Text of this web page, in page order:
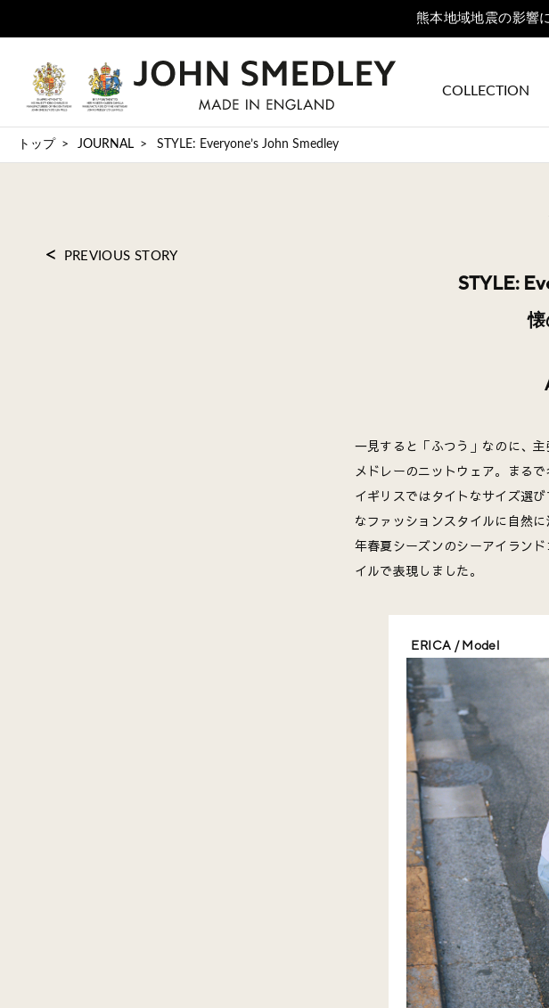
熊本地域地震の影響
COLLECTION
トップ JOURNAL STYLE: Everyone’s John Smedley
< PREVIOUS STORY
STYLE:
懐
一見すると「ふつう」なのに、
メドレーのニットウェア。まる
イギリスではタイトなサイズ選
なファッションスタイルに自然
年春夏シーズンのシーアイラン
イルで表現しました。
ERICA / Model